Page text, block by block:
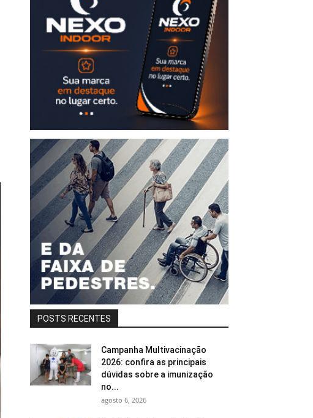
POSTS RECENTES
Campanha Multivacinação
2026: confira as principais
dúvidas sobre a imunização
no...
agosto 6, 2026